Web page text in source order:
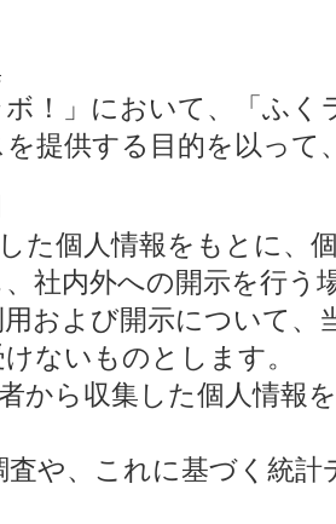
！」において、「ふ
提供する目的を以って
た個人情報をもとに、
社内外への開示を行う
および開示について、
ないものとします。
から収集した個人情報
査や、これに基づく統